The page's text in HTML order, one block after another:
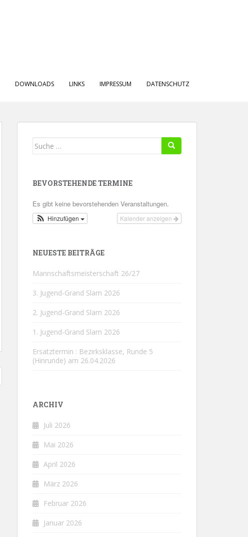
DOWNLOADS LINKS IMPRESSUM DATENSCHUTZ
Suche
BEVORSTEHENDE TERMINE
Es gibt keine bevorstehenden Veranstaltungen.
Kalender anzeigen
Hinzufügen
NEUESTE BEITRÄGE
Mannschaftsmeisterschaft 26/27
3. Jugend-Grand Slam 2026
2. Jugend-Grand Slam 2026
1. Jugend-Grand Slam 2026
Ersatztermin : Bezirksklasse, Runde 5
(Hinrunde) am 26.04.2026
ARCHIV
Juli 2026
Mai 2026
April 2026
März 2026
Februar 2026
Januar 2026